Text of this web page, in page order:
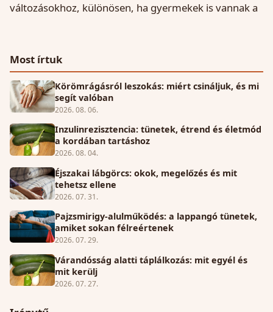
változásokhoz, különösen, ha gyermekek is vannak a
Most írtuk
Körömrágásról leszokás: miért csináljuk, és mi
segít valóban
2026. 08. 06.
Inzulinrezisztencia: tünetek, étrend és életmód
a kordában tartáshoz
2026. 08. 04.
Éjszakai lábgörcs: okok, megelőzés és mit
tehetsz ellene
2026. 07. 31.
Pajzsmirigy-alulműködés: a lappangó tünetek,
amiket sokan félreértenek
2026. 07. 29.
Várandósság alatti táplálkozás: mit egyél és
mit kerülj
2026. 07. 27.